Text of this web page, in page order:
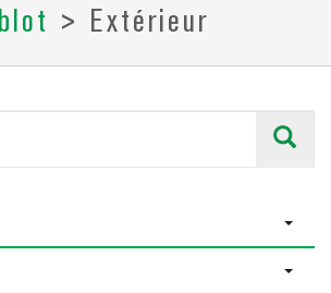
> Extérieur